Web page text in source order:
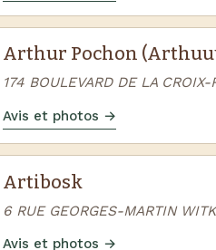
Arthur Pochon
174 BOULEVARD DE LA
Avis et photos →
Artibosk
6 RUE GEORGES-MARTIN
Avis et photos →